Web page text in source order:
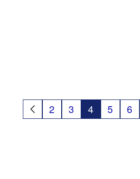
2 3 4 5 6